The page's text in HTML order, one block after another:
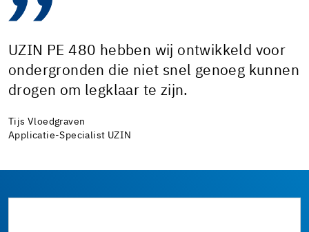
UZIN PE 480 hebben wij ontwikkeld voor
ondergronden die niet snel genoeg kunnen
drogen om legklaar te zijn.
Tijs Vloedgraven
Applicatie-Specialist UZIN